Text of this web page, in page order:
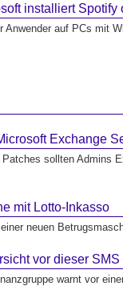
installiert
auf PCs mit
Exchange
sollten Admins
mit Lotto-Inkasso
neuen
vor dieser
warnt vor